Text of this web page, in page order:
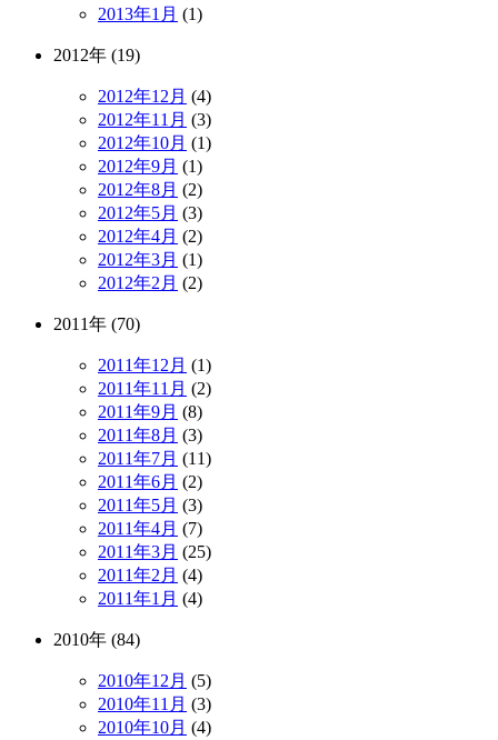
2013年1月 (1)
2012年 (19)
2012年12月 (4)
2012年11月 (3)
2012年10月 (1)
2012年9月 (1)
2012年8月 (2)
2012年5月 (3)
2012年4月 (2)
2012年3月 (1)
2012年2月 (2)
2011年 (70)
2011年12月 (1)
2011年11月 (2)
2011年9月 (8)
2011年8月 (3)
2011年7月 (11)
2011年6月 (2)
2011年5月 (3)
2011年4月 (7)
2011年3月 (25)
2011年2月 (4)
2011年1月 (4)
2010年 (84)
2010年12月 (5)
2010年11月 (3)
2010年10月 (4)